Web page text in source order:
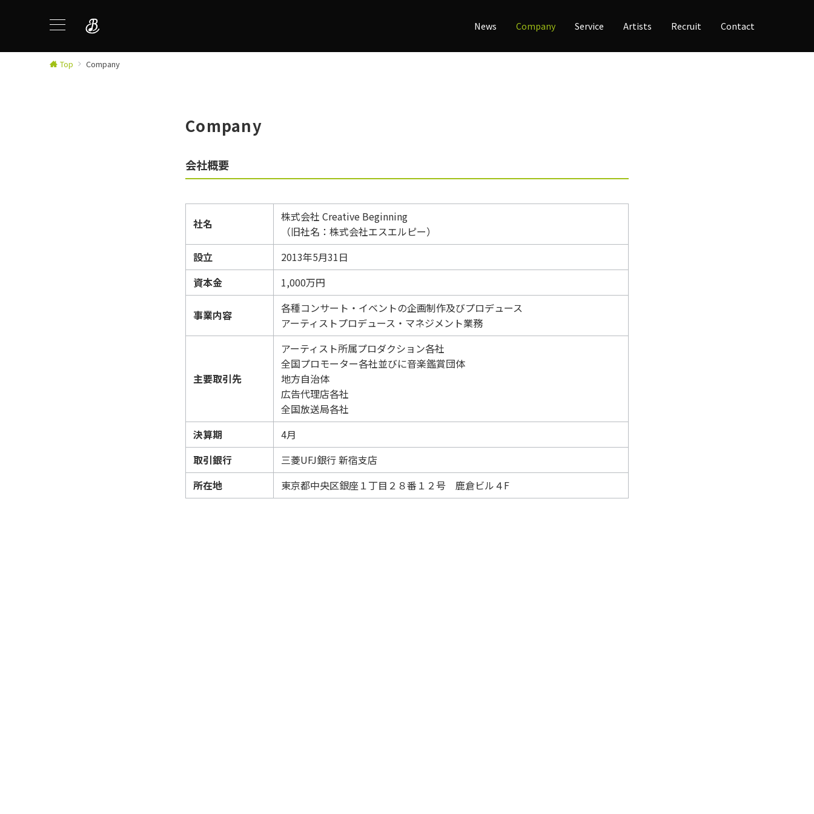
News Company Service Artists Recruit Contact
Top Company
Company
会社概要
社名
株式会社 Creative Beginning
（旧社名：株式会社エスエルピー）
設立
2013年5月31日
資本金
1,000万円
事業内容
各種コンサート・イベントの企画制作及びプロデュース
アーティストプロデュース・マネジメント業務
主要取引先
アーティスト所属プロダクション各社
全国プロモーター各社並びに音楽鑑賞団体
地方自治体
広告代理店各社
全国放送局各社
決算期
4月
取引銀行
三菱UFJ銀行 新宿支店
所在地
東京都中央区銀座１丁目２８番１２号 鹿倉ビル４F